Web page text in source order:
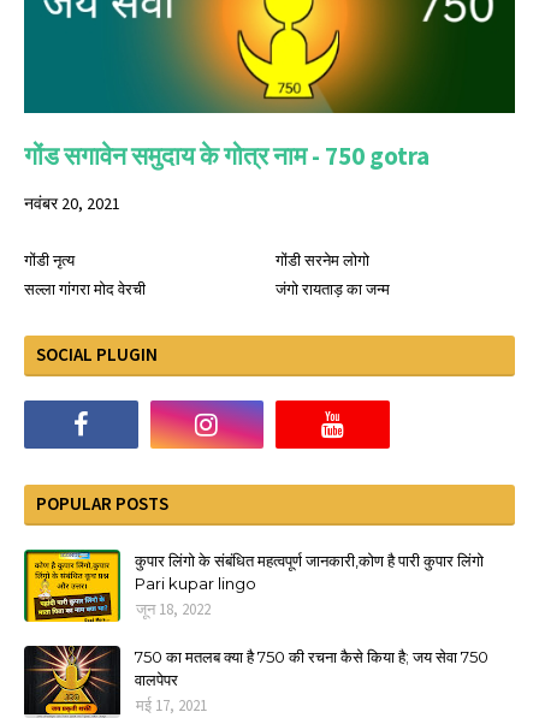
गोंड सगावेन समुदाय के गोत्र नाम - 750 gotra
नवंबर 20, 2021
गोंडी नृत्य
गोंडी सरनेम लोगो
सल्ला गांगरा मोद वेरची
जंगो रायताड़ का जन्म
SOCIAL PLUGIN
POPULAR POSTS
कुपार लिंगो के संबंधित महत्वपूर्ण जानकारी,कोण है पारी कुपार लिंगो
Pari kupar lingo
जून 18, 2022
750 का मतलब क्या है 750 की रचना कैसे किया है; जय सेवा 750
वालपेपर
मई 17, 2021